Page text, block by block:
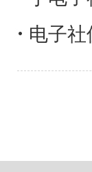
电子